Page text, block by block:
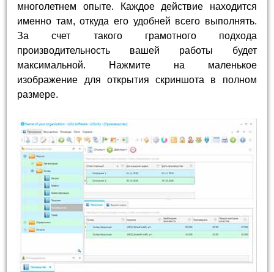
многолетнем опыте. Каждое действие находится
именно там, откуда его удобней всего выполнять.
За счет такого грамотного подхода
производительность вашей работы будет
максимальной. Нажмите на маленькое
изображение для открытия скриншота в полном
размере.